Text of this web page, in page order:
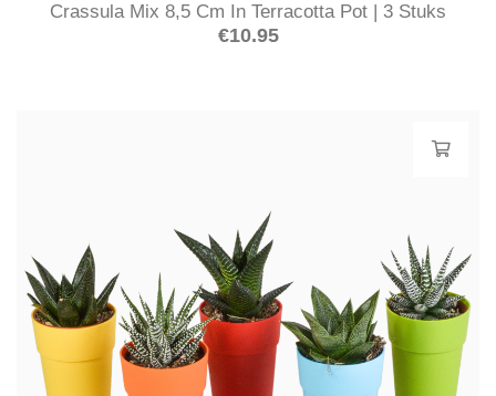
Crassula Mix 8,5 Cm In Terracotta Pot | 3 Stuks
€10.95